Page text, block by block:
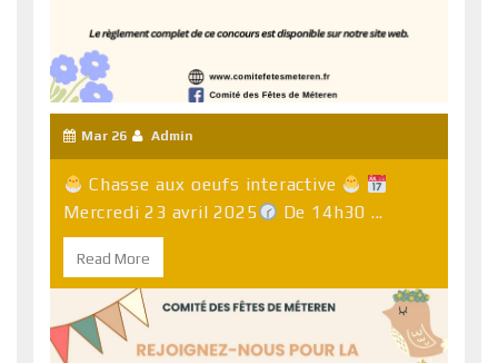
Mar 26 Admin
Chasse aux oeufs interactive
Mercredi 23 avril 2025
De 14h30 ...
Read More